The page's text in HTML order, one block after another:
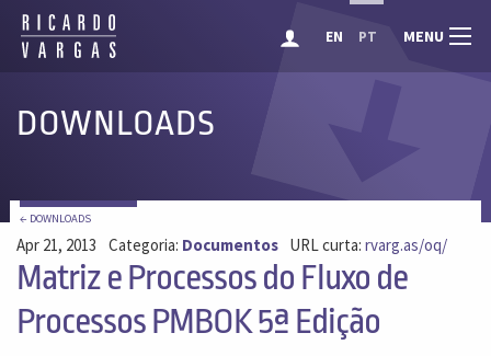
EN PT MENU
DOWNLOADS
← DOWNLOADS
Apr 21, 2013 Categoria: Documentos URL curta:rvarg.as/oq/
Matriz e Processos do Fluxo de
Processos PMBOK 5ª Edição